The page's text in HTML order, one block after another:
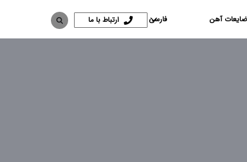
آهن فارسی ارتباط با ما